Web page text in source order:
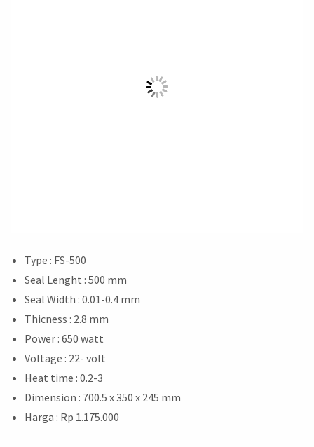
Type : FS-500
Seal Lenght : 500 mm
Seal Width : 0.01-0.4 mm
Thicness : 2.8 mm
Power : 650 watt
Voltage : 22- volt
Heat time : 0.2-3
Dimension : 700.5 x 350 x 245 mm
Harga : Rp 1.175.000